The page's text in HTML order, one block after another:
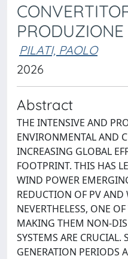
PILATI, PAOLO
2026
Abstract
THE INTENSIVE AND
ENVIRONMENTAL AND
INCREASING GLOBAL
FOOTPRINT. THIS HAS
WIND POWER
REDUCTION OF PV AND
NEVERTHELESS, ONE
MAKING THEM NON-
SYSTEMS ARE
GENERATION PERIODS